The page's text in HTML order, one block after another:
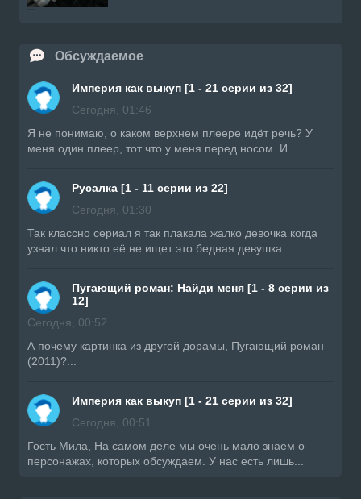
Обсуждаемое
Империя как выкуп [1 - 21 серии из 32]
Сегодня, 01:46
Я не понимаю, о каком верхнем плеере идёт речь? У
меня один плеер, тот что у меня перед носом. И...
Русалка [1 - 11 серии из 22]
Сегодня, 01:30
Так классно сериал я так плакала жалко девочка когда
узнал что никто её не ищет это бедная девушка...
Пугающий роман: Найди меня [1 - 8 серии из
12]
Сегодня, 00:52
А почему картинка из другой дорамы, Пугающий роман
(2011)?...
Империя как выкуп [1 - 21 серии из 32]
Сегодня, 00:51
Гость Мила, На самом деле мы очень мало знаем о
персонажах, которых обсуждаем. У нас есть лишь...